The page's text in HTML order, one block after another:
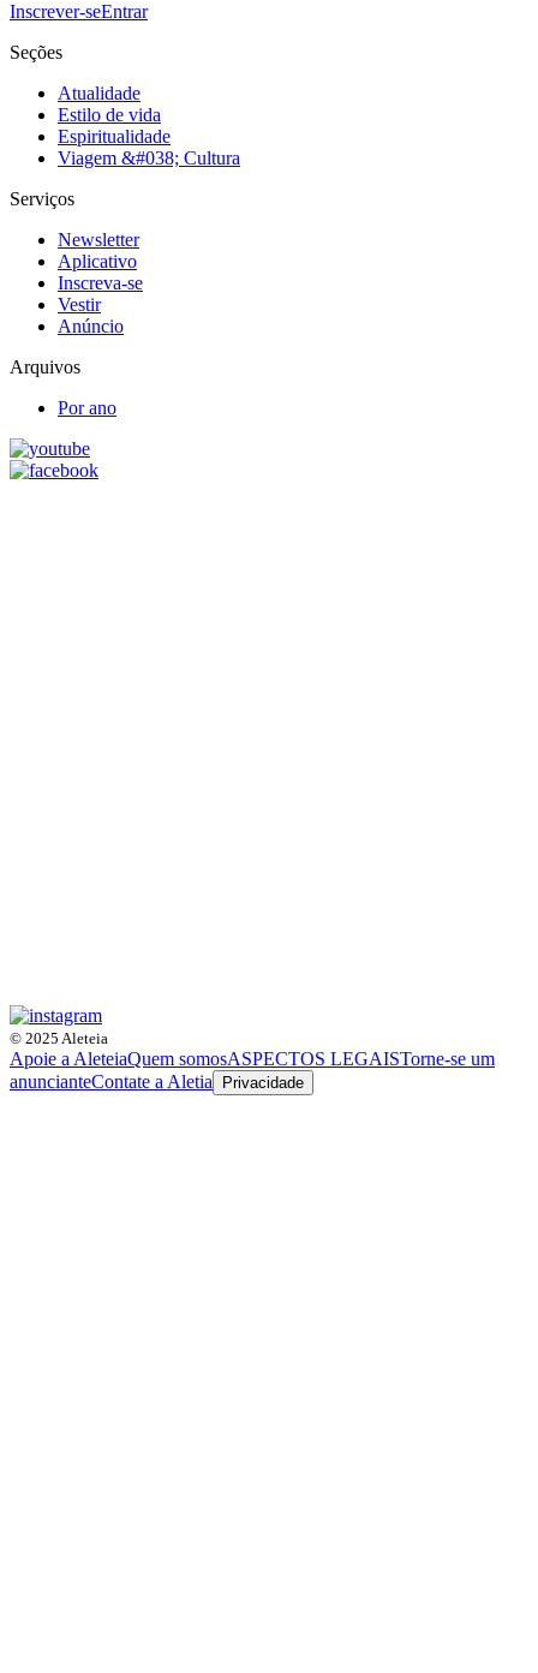
Inscrever-seEntrar
Seções
Atualidade
Estilo de vida
Espiritualidade
Viagem &#038; Cultura
Serviços
Newsletter
Aplicativo
Inscreva-se
Vestir
Anúncio
Arquivos
Por ano
© 2025 Aleteia
Apoie a AleteiaQuem somosASPECTOS LEGAISTorne-se um
anuncianteContate a Aletia Privacidade